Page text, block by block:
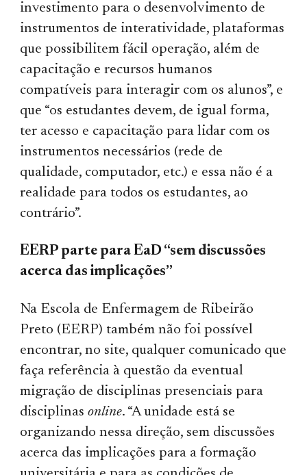
investimento para o desenvolvimento de
instrumentos de interatividade, plataformas
que possibilitem fácil operação, além de
capacitação e recursos humanos
compatíveis para interagir com os alunos”, e
que “os estudantes devem, de igual forma,
ter acesso e capacitação para lidar com os
instrumentos necessários (rede de
qualidade, computador, etc.) e essa não é a
realidade para todos os estudantes, ao
contrário”.
EERP parte para EaD “sem discussões
acerca das implicações”
Na Escola de Enfermagem de Ribeirão
Preto (EERP) também não foi possível
encontrar, no site, qualquer comunicado que
faça referência à questão da eventual
migração de disciplinas presenciais para
disciplinasonline. “A unidade está se
organizando nessa direção, sem discussões
acerca das implicações para a formação